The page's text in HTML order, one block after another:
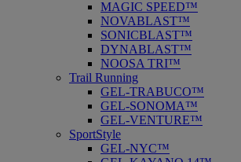
MAGIC SPEED™
NOVABLAST™
SONICBLAST™
DYNABLAST™
NOOSA TRI™
Trail Running
GEL-TRABUCO™
GEL-SONOMA™
GEL-VENTURE™
SportStyle
GEL-NYC™